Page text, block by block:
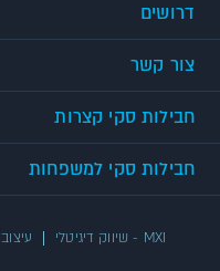
דרושים
צור קשר
חבילות סקי קצרות
חבילות סקי למשפחות
עיצוב UI/UX MXI - שיווק דיגיטלי